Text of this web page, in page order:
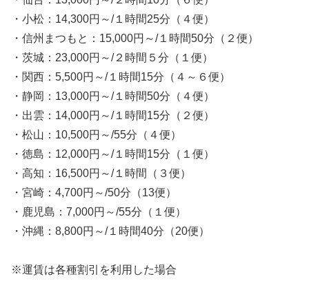
・小松：14,300円～/１時間25分（４便）
・信州まつもと：15,000円～/１時間50分（２便）
・茨城：23,000円～/２時間５分（１便）
・関西：5,500円～/１時間15分（４～６便）
・静岡：13,000円～/１時間50分（４便）
・出雲：14,000円～/１時間15分（２便）
・松山：10,500円～/55分（４便）
・徳島：12,000円～/１時間15分（１便）
・高知：16,500円～/１時間（３便）
・宮崎：4,700円～/50分（13便）
・鹿児島：7,000円～/55分（１便）
・沖縄：8,800円～/１時間40分（20便）
※運賃は各種割引を利用した場合